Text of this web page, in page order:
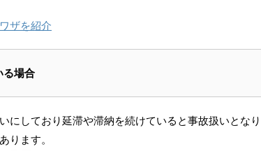
ザを紹介
る場合
にしており延滞や滞納を続けていると事故扱いとなり
ります。